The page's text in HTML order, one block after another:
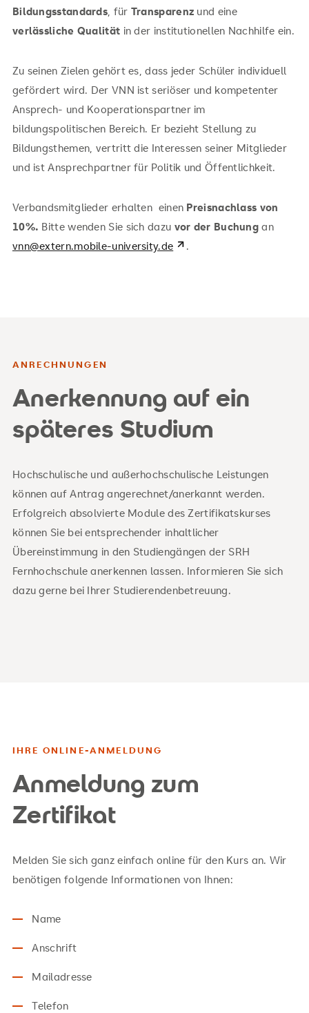
Bildungsstandards, für Transparenz und eine
verlässliche Qualität in der institutionellen Nachhilfe ein.
Zu seinen Zielen gehört es, dass jeder Schüler individuell
gefördert wird. Der VNN ist seriöser und kompetenter
Ansprech- und Kooperationspartner im
bildungspolitischen Bereich. Er bezieht Stellung zu
Bildungsthemen, vertritt die Interessen seiner Mitglieder
und ist Ansprechpartner für Politik und Öffentlichkeit.
Verbandsmitglieder erhalten einen Preisnachlass von
10%. Bitte wenden Sie sich dazu vor der Buchung an
vnn@extern.mobile-university.de
.
ANRECHNUNGEN
Anerkennung auf ein
späteres Studium
Hochschulische und außerhochschulische Leistungen
können auf Antrag angerechnet/anerkannt werden.
Erfolgreich absolvierte Module des Zertifikatskurses
können Sie bei entsprechender inhaltlicher
Übereinstimmung in den Studiengängen der SRH
Fernhochschule anerkennen lassen. Informieren Sie sich
dazu gerne bei Ihrer Studierendenbetreuung.
IHRE ONLINE-ANMELDUNG
Anmeldung zum
Zertifikat
Melden Sie sich ganz einfach online für den Kurs an. Wir
benötigen folgende Informationen von Ihnen:
Name
Anschrift
Mailadresse
Telefon